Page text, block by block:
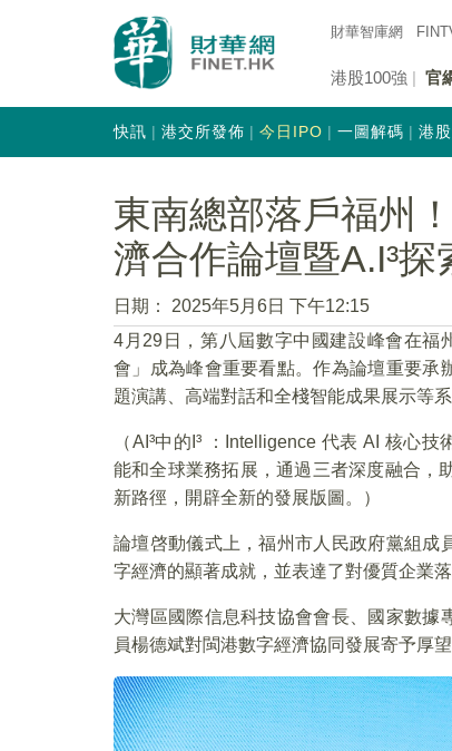
財華智庫網
港股100強 官
快訊 港交所發佈 今日IPO 一圖解碼 港
東南總部落戶福州
濟合作論壇暨A.I³
日期：
2025年5月6日 下午12:15
4月29日，第八屆數字中國建設峰會在福
會」成為峰會重要看點。作為論壇重要承
題演講、高端對話和全棧智能成果展示等
（AI³中的I³ ：Intelligence 代表 AI 核心
能和全球業務拓展，通過三者深度融合，
新路徑，開辟全新的發展版圖。）
論壇啓動儀式上，福州市人民政府黨組成
字經濟的顯著成就，並表達了對優質企業
大灣區國際信息科技協會會長、國家數據
員楊德斌對閩港數字經濟協同發展寄予厚